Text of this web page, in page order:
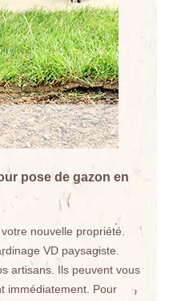
pose de gazon en
nouvelle propriété.
VD paysagiste.
artisans. Ils peuvent vous
immédiatement. Pour